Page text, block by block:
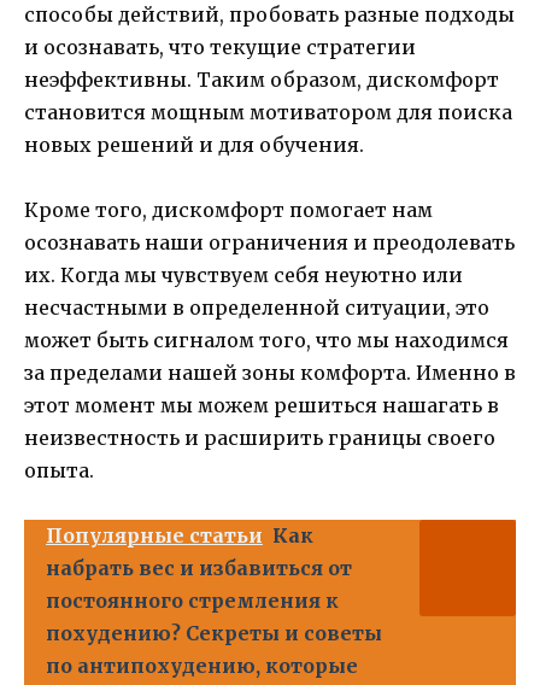
способы действий, пробовать разные подходы
и осознавать, что текущие стратегии
неэффективны. Таким образом, дискомфорт
становится мощным мотиватором для поиска
новых решений и для обучения.
Кроме того, дискомфорт помогает нам
осознавать наши ограничения и преодолевать
их. Когда мы чувствуем себя неуютно или
несчастными в определенной ситуации, это
может быть сигналом того, что мы находимся
за пределами нашей зоны комфорта. Именно в
этот момент мы можем решиться нашагать в
неизвестность и расширить границы своего
опыта.
Популярные статьи Как
набрать вес и избавиться от
постоянного стремления к
похудению? Секреты и советы
по антипохудению, которые